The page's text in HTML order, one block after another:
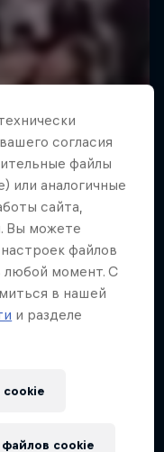
согласия
файлы
или аналогичные
сайта,
Вы можете
файлов
любой момент. С
в нашей
и разделе
cookie
cookie